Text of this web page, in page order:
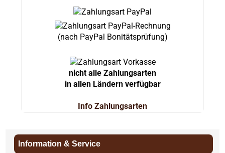
(nach PayPal Bonitätsprüfung)
nicht alle Zahlungsarten
in allen Ländern verfügbar
Info Zahlungsarten
Information & Service